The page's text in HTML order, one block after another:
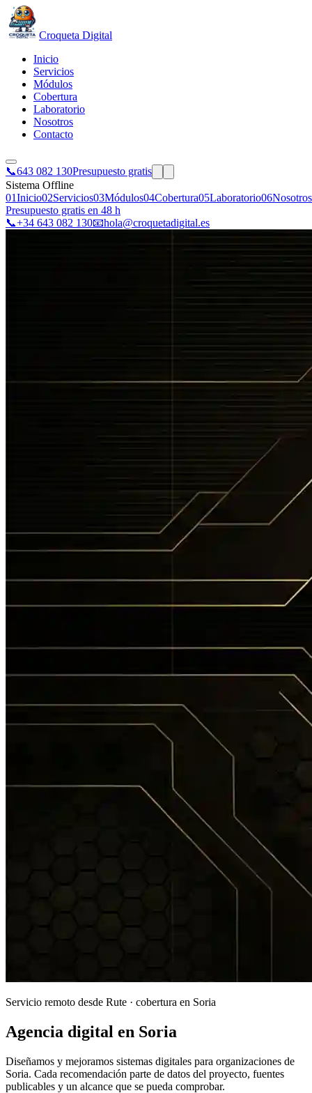
Croqueta Digital
Inicio
Servicios
Módulos
Cobertura
Laboratorio
Nosotros
Contacto
📞643 082 130Presupuesto gratis
Sistema Offline
01Inicio02Servicios03Módulos04Cobertura05Laboratorio06Nosotros
Presupuesto gratis en 48 h
📞+34 643 082 130📧hola@croquetadigital.es
Servicio remoto desde Rute · cobertura en Soria
Agencia digital en Soria
Diseñamos y mejoramos sistemas digitales para organizaciones de
Soria. Cada recomendación parte de datos del proyecto, fuentes
publicables y un alcance que se pueda comprobar.